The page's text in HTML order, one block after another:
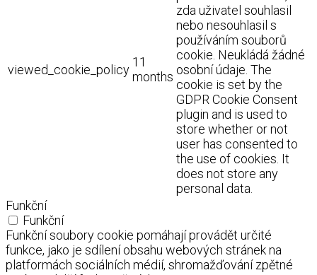
viewed_cookie_policy
11
months
zda uživatel souhlasil
nebo nesouhlasil s
používáním souborů
cookie. Neukládá žádné
osobní údaje. The
cookie is set by the
GDPR Cookie Consent
plugin and is used to
store whether or not
user has consented to
the use of cookies. It
does not store any
personal data.
Funkční
Funkční
Funkční soubory cookie pomáhají provádět určité
funkce, jako je sdílení obsahu webových stránek na
platformách sociálních médií, shromažďování zpětné